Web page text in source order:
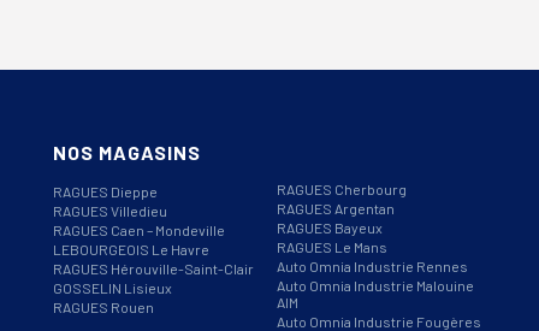
NOS MAGASINS
RAGUES Dieppe
RAGUES Villedieu
RAGUES Caen – Mondeville
LEBOURGEOIS Le Havre
RAGUES Hérouville-Saint-Clair
GOSSELIN Lisieux
RAGUES Rouen
RAGUES Cherbourg
RAGUES Argentan
RAGUES Bayeux
RAGUES Le Mans
Auto Omnia Industrie Rennes
Auto Omnia Industrie Malouine
AIM
Auto Omnia Industrie Fougères